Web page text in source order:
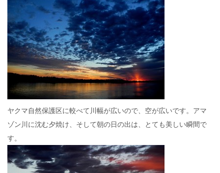
ヤクマ自然保護区に較べて川幅が広いので、空が広いです。アマ
ゾン川に沈む夕焼け、そして朝の日の出は、とても美しい瞬間で
す。